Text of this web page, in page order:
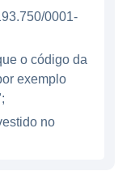
por
para
A
de
0001-
o código da
exemplo
no